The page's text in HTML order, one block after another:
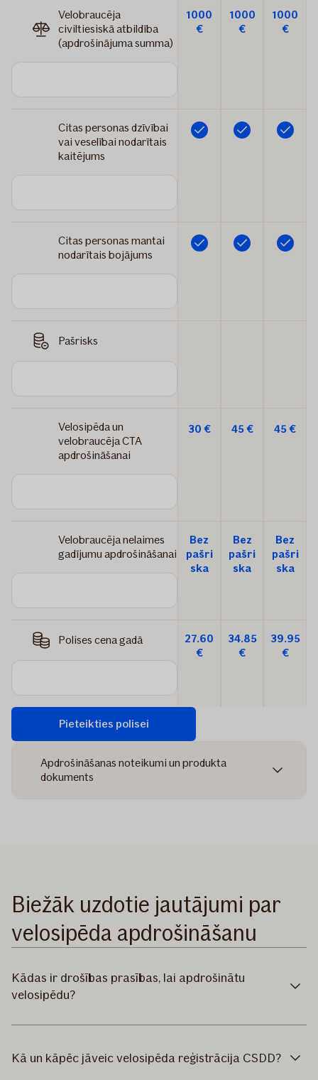
Velobraucēja
civiltiesiskā atbildība
(apdrošinājuma summa)
1000
€
1000
€
1000
€
Citas personas dzīvībai
vai veselībai nodarītais
kaitējums
Iekļauts Iekļauts Iekļauts
Citas personas mantai
nodarītais bojājums
Iekļauts Iekļauts Iekļauts
Pašrisks
Velosipēda un
velobraucēja CTA
apdrošināšanai
30 € 45 € 45 €
Velobraucēja nelaimes
gadījumu apdrošināšanai
Bez
pašri
ska
Bez
pašri
ska
Bez
pašri
ska
Polises cena gadā
27.60
€
34.85
€
39.95
€
Pieteikties polisei
Apdrošināšanas noteikumi un produkta
dokuments
Biežāk uzdotie jautājumi par
velosipēda apdrošināšanu
Kādas ir drošības prasības, lai apdrošinātu
velosipēdu?
Kā un kāpēc jāveic velosipēda reģistrācija CSDD?